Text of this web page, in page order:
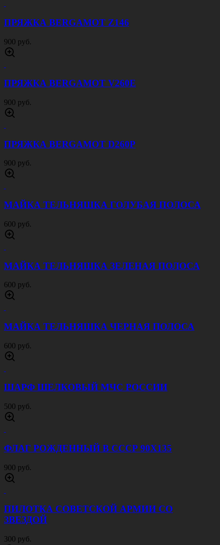
ПРЯЖКА BERGAMOT Z146
900 руб.
ПРЯЖКА BERGAMOT V260E
900 руб.
ПРЯЖКА BERGAMOT D260P
900 руб.
МАЙКА ТЕЛЬНЯШКА ГОЛУБАЯ ПОЛОСА
600 руб.
МАЙКА ТЕЛЬНЯШКА ЗЕЛЕНАЯ ПОЛОСА
600 руб.
МАЙКА ТЕЛЬНЯШКА ЧЕРНАЯ ПОЛОСА
600 руб.
ШАРФ ШЕЛКОВЫЙ МЧС РОССИИ
500 руб.
ФЛАГ РОЖДЕННЫЙ В СССР 90Х135
900 руб.
ПИЛОТКА СОВЕТСКОЙ АРМИИ CО
ЗВЕЗДОЙ
300 руб.